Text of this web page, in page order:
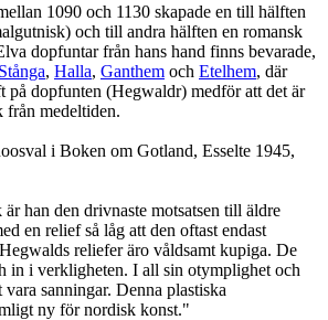
1090 och 1130 skapade en till hälften
och till andra hälften en romansk
dopfuntar från hans hand finns bevarade,
Stånga, Halla, Ganthem och Etelhem, där
på dopfunten (Hegwaldr) medför att det är
från medeltiden.
i Boken om Gotland, Esselte 1945,
han den drivnaste motsatsen till äldre
en relief så låg att den oftast endast
reliefer äro våldsamt kupiga. De
in i verkligheten. I all sin otymplighet och
sanningar. Denna plastiska
ny för nordisk konst."